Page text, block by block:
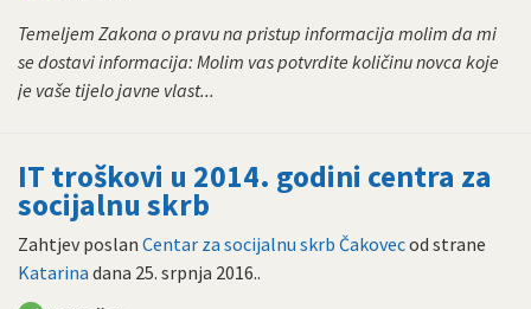
Temeljem Zakona o pravu na pristup informacija molim da mi
se dostavi informacija: Molim vas potvrdite količinu novca koje
je vaše tijelo javne vlast...
IT troškovi u 2014. godini centra za
socijalnu skrb
Zahtjev poslan Centar za socijalnu skrb Čakovecod strane
Katarina dana 25. srpnja 2016..